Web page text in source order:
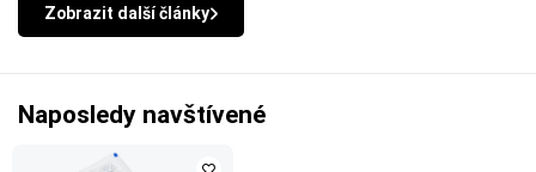
Zobrazit další články
Naposledy navštívené